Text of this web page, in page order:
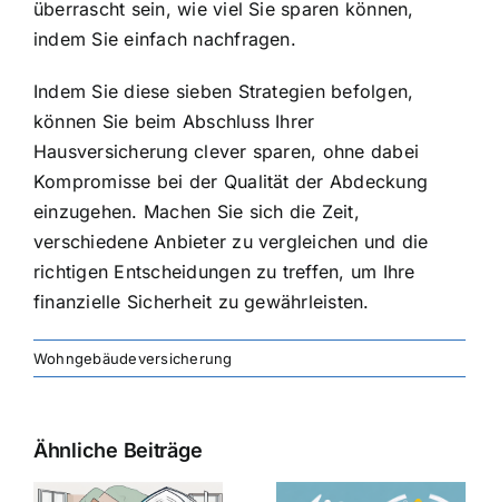
überrascht sein, wie viel Sie sparen können,
indem Sie einfach nachfragen.
Indem Sie diese sieben Strategien befolgen,
können Sie beim Abschluss Ihrer
Hausversicherung clever sparen, ohne dabei
Kompromisse bei der Qualität der Abdeckung
einzugehen. Machen Sie sich die Zeit,
verschiedene Anbieter zu vergleichen und die
richtigen Entscheidungen zu treffen, um Ihre
finanzielle Sicherheit zu gewährleisten.
Wohngebäudeversicherung
Ähnliche Beiträge